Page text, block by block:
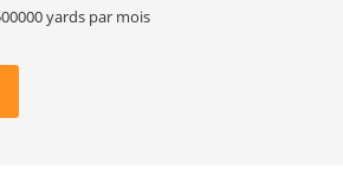
yards par mois